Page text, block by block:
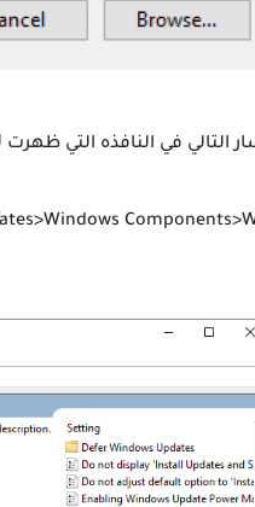
التالي في النافذه التي